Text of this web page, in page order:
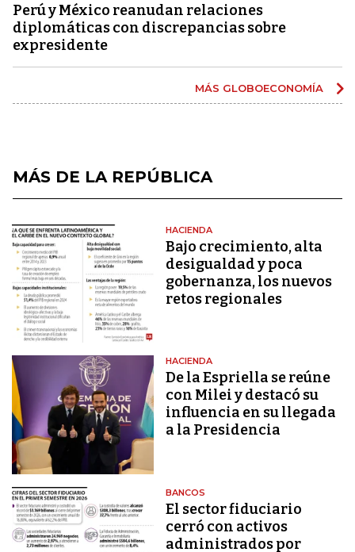
Perú y México reanudan relaciones
diplomáticas con discrepancias sobre
expresidente
MÁS GLOBOECONOMÍA
MÁS DE LA REPÚBLICA
HACIENDA
Bajo crecimiento, alta
desigualdad y poca
gobernanza, los nuevos
retos regionales
HACIENDA
De la Espriella se reúne
con Milei y destacó su
influencia en su llegada
a la Presidencia
BANCOS
El sector fiduciario
cerró con activos
administrados por